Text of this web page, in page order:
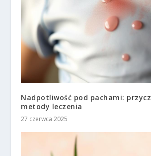
Nadpotliwość pod pachami:
metody leczenia
27 czerwca 2025